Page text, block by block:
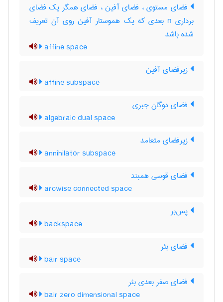
فضای مستوی ، فضای آفین ، فضای همگر یک فضای
برداری n بعدی که یک هموستار آفین روی آن تعریف
شده باشد
affine space
زیرفضای آفین
affine subspace
فضای دوگان جبری
algebraic dual space
زیرفضای متعامد
annihilator subspace
فضای قوسی همبند
arcwise connected space
پس‌بر
backspace
فضای بئر
bair space
فضای صفر بعدی بئر
bair zero dimensional space